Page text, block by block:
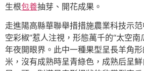
生根包養抽芽、開花成果。
走進陽高縣華聯舉措措施農業科技示
空彩椒”惹人注視，形態萬千的“太空南
年夜開眼界。此中一種果型呈長羊角
米，沒有成熟時呈青綠色，成熟后呈